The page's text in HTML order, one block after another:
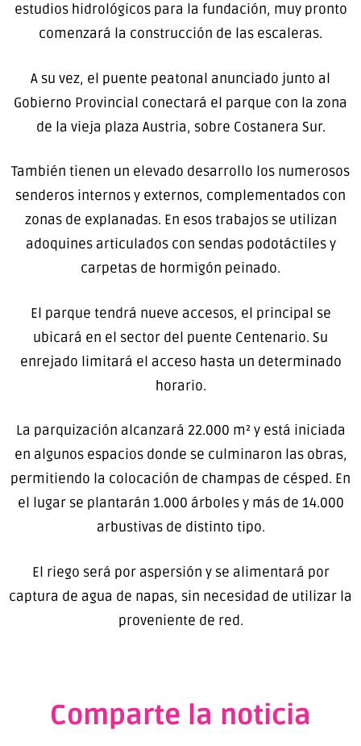
estudios hidrológicos para la fundación, muy pronto
comenzará la construcción de las escaleras.
A su vez, el puente peatonal anunciado junto al
Gobierno Provincial conectará el parque con la zona
de la vieja plaza Austria, sobre Costanera Sur.
También tienen un elevado desarrollo los numerosos
senderos internos y externos, complementados con
zonas de explanadas. En esos trabajos se utilizan
adoquines articulados con sendas podotáctiles y
carpetas de hormigón peinado.
El parque tendrá nueve accesos, el principal se
ubicará en el sector del puente Centenario. Su
enrejado limitará el acceso hasta un determinado
horario.
La parquización alcanzará 22.000 m² y está iniciada
en algunos espacios donde se culminaron las obras,
permitiendo la colocación de champas de césped. En
el lugar se plantarán 1.000 árboles y más de 14.000
arbustivas de distinto tipo.
El riego será por aspersión y se alimentará por
captura de agua de napas, sin necesidad de utilizar la
proveniente de red.
Comparte la noticia